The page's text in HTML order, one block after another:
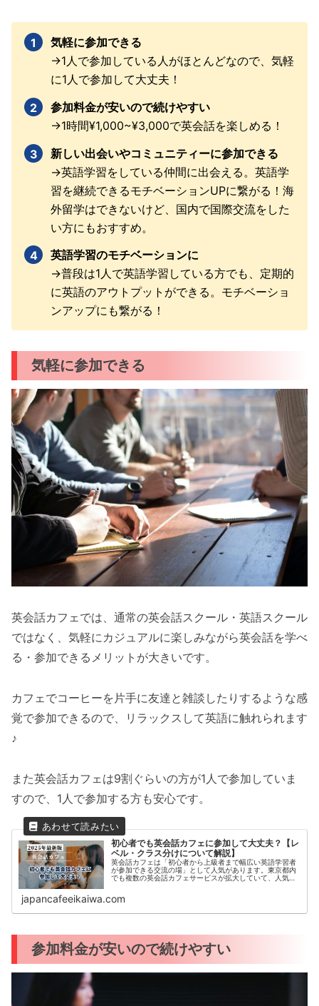
気軽に参加できる
→1人で参加している人がほとんどなので、気軽
に1人で参加して大丈夫！
参加料金が安いので続けやすい
→1時間¥1,000~¥3,000で英会話を楽しめる！
新しい出会いやコミュニティーに参加できる
→英語学習をしている仲間に出会える。英語学
習を継続できるモチベーションUPに繋がる！海
外留学はできないけど、国内で国際交流をした
い方にもおすすめ。
英語学習のモチベーションに
→普段は1人で英語学習している方でも、定期的
に英語のアウトプットができる。モチベーショ
ンアップにも繋がる！
気軽に参加できる
英会話カフェでは、通常の英会話スクール・英語スクール
ではなく、気軽にカジュアルに楽しみながら英会話を学べ
る・参加できるメリットが大きいです。
カフェでコーヒーを片手に友達と雑談したりするような感
覚で参加できるので、リラックスして英語に触れられます
♪
また英会話カフェは9割ぐらいの方が1人で参加していま
すので、1人で参加する方も安心です。
初心者でも英会話カフェに参加して大丈夫？【レ
ベル・クラス分けについて解説】
英会話カフェは「初心者から上級者まで幅広い英語学習者
が参加できる交流の場」として人気があります。東京都内
でも複数の英会話カフェサービスが拡大していて、人気は
japancafeeikaiwa.com
参加料金が安いので続けやすい